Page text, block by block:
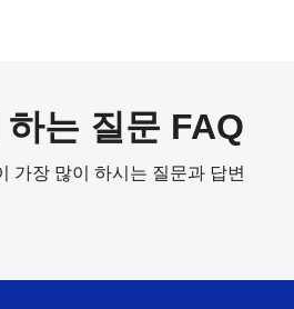
는 질문 FAQ
가장 많이 하시는 질문과 답변